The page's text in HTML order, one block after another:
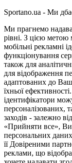
Sportano.ua - Ми
Ми прагнемо
рівні. З цією
мобільні рекламні
функціонування
також для
для відображення
адаптованих до
їхньої
ідентифікатори
персоналізованих,
заходів - залежно
«Прийняти все»,
персональних
її Довіреними
реклами, що